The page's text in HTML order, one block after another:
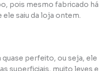
pois mesmo fabricado há
ele saiu da loja ontem.
quase perfeito, ou seja, ele